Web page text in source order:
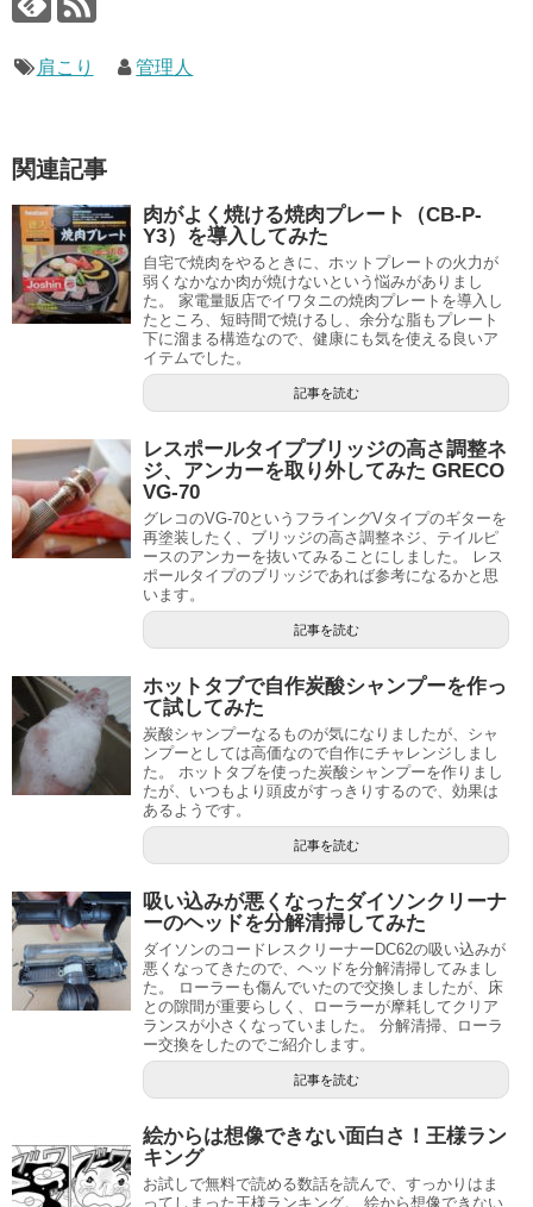
肩こり 管理人
関連記事
肉がよく焼ける焼肉プレート（CB-P-
Y3）を導入してみた
自宅で焼肉をやるときに、ホットプレートの火力が
弱くなかなか肉が焼けないという悩みがありまし
た。 家電量販店でイワタニの焼肉プレートを導入し
たところ、短時間で焼けるし、余分な脂もプレート
下に溜まる構造なので、健康にも気を使える良いア
イテムでした。
記事を読む
レスポールタイプブリッジの高さ調整ネ
ジ、アンカーを取り外してみた GRECO
VG-70
グレコのVG-70というフライングVタイプのギターを
再塗装したく、ブリッジの高さ調整ネジ、テイルピ
ースのアンカーを抜いてみることにしました。 レス
ポールタイプのブリッジであれば参考になるかと思
います。
記事を読む
ホットタブで自作炭酸シャンプーを作っ
て試してみた
炭酸シャンプーなるものが気になりましたが、シャ
ンプーとしては高価なので自作にチャレンジしまし
た。 ホットタブを使った炭酸シャンプーを作りまし
たが、いつもより頭皮がすっきりするので、効果は
あるようです。
記事を読む
吸い込みが悪くなったダイソンクリーナ
ーのヘッドを分解清掃してみた
ダイソンのコードレスクリーナーDC62の吸い込みが
悪くなってきたので、ヘッドを分解清掃してみまし
た。 ローラーも傷んでいたので交換しましたが、床
との隙間が重要らしく、ローラーが摩耗してクリア
ランスが小さくなっていました。 分解清掃、ローラ
ー交換をしたのでご紹介します。
記事を読む
絵からは想像できない面白さ！王様ラン
キング
お試しで無料で読める数話を読んで、すっかりはま
ってしまった王様ランキング。 絵から想像できない